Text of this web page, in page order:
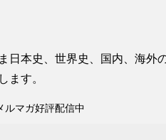
日本史、世界史、国内、海外
ます。
ルマガ好評配信中